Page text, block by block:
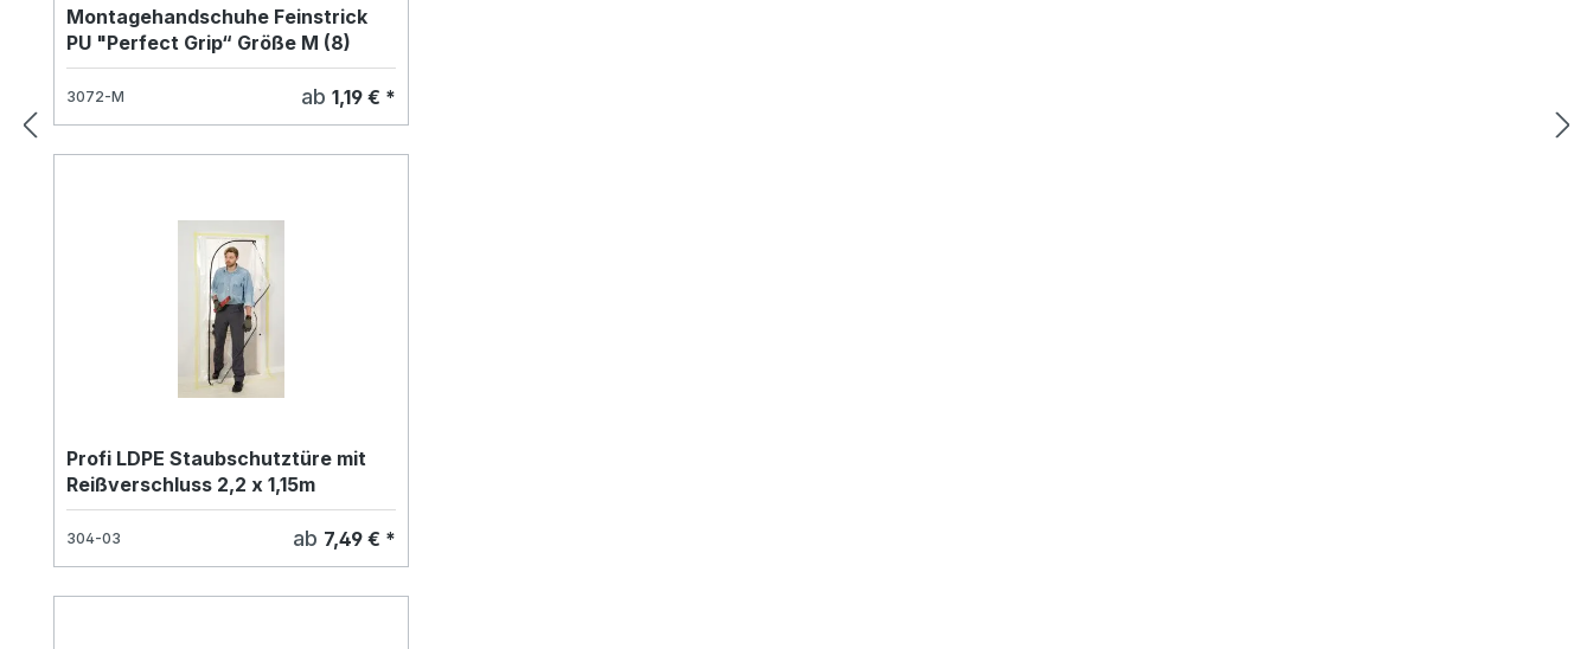
Montagehandschuhe Feinstrick
PU "Perfect Grip“ Größe M (8)
3072-M ab 1,19 € *
Profi LDPE Staubschutztüre mit
Reißverschluss 2,2 x 1,15m
304-03 ab 7,49 € *